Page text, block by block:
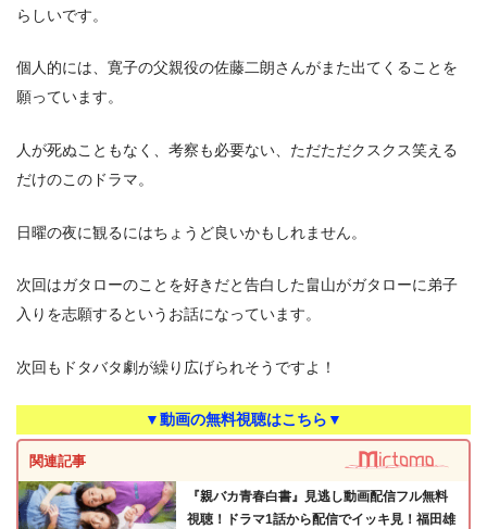
らしいです。
個人的には、寛子の父親役の佐藤二朗さんがまた出てくることを
願っています。
人が死ぬこともなく、考察も必要ない、ただただクスクス笑える
だけのこのドラマ。
日曜の夜に観るにはちょうど良いかもしれません。
次回はガタローのことを好きだと告白した畠山がガタローに弟子
入りを志願するというお話になっています。
次回もドタバタ劇が繰り広げられそうですよ！
▼動画の無料視聴はこちら▼
関連記事
『親バカ青春白書』見逃し動画配信フル無料
視聴！ドラマ1話から配信でイッキ見！福田雄